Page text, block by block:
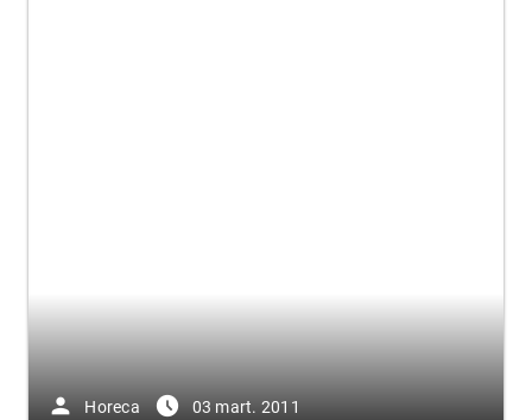
person Horeca access_time_filled 03 mart. 2011